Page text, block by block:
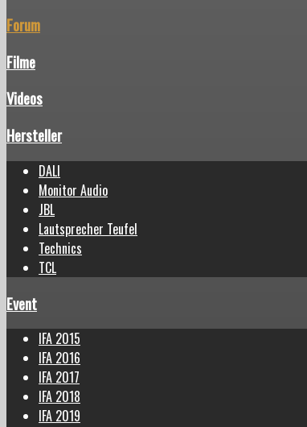
Forum
Filme
Videos
Hersteller
DALI
Monitor Audio
JBL
Lautsprecher Teufel
Technics
TCL
Event
IFA 2015
IFA 2016
IFA 2017
IFA 2018
IFA 2019